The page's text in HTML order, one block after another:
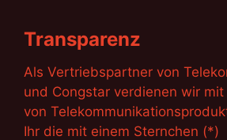
Transparenz
Als Vertriebspartner von
und Congstar verdienen wir
von
Ihr die mit einem Sternchen (*)